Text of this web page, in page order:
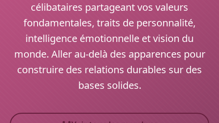
célibataires partageant vos valeurs
fondamentales, traits de personnalité,
intelligence émotionnelle et vision du
monde. Aller au-delà des apparences pour
construire des relations durables sur des
bases solides.